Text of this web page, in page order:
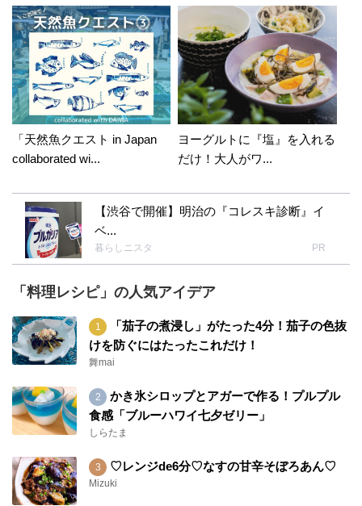
「天然魚クエスト in Japan
collaborated wi...
ヨーグルトに『塩』を入れる
だけ！大人がワ...
【渋谷で開催】明治の『コレスキ診断』イ
ベ...
暮らしニスタ PR
「料理レシピ」の人気アイデア
「茄子の煮浸し」がたった4分！茄子の色抜
けを防ぐにはたったこれだけ！
舞mai
かき氷シロップとアガーで作る！プルプル
食感「ブルーハワイ七夕ゼリー」
しらたま
♡レンジde6分♡なすの甘辛そぼろあん♡
Mizuki